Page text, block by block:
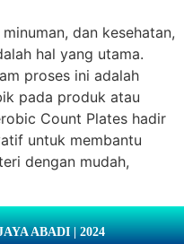
dan kesehatan,
hal yang utama.
proses ini adalah
pada produk atau
Count Plates hadir
untuk membantu
dengan mudah,
ABADI | 2024